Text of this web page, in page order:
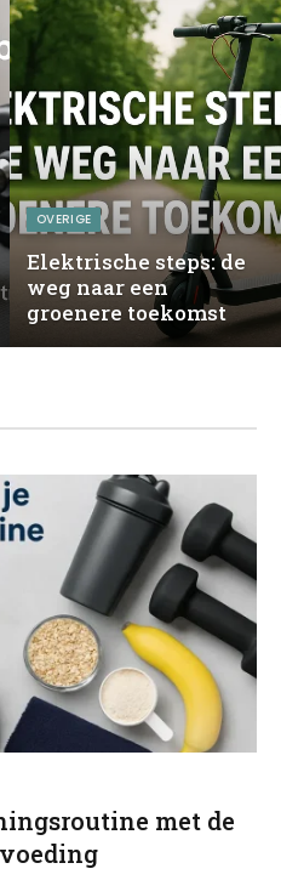
OVERIGE
Elektrische steps: de
weg naar een
groenere toekomst
met de